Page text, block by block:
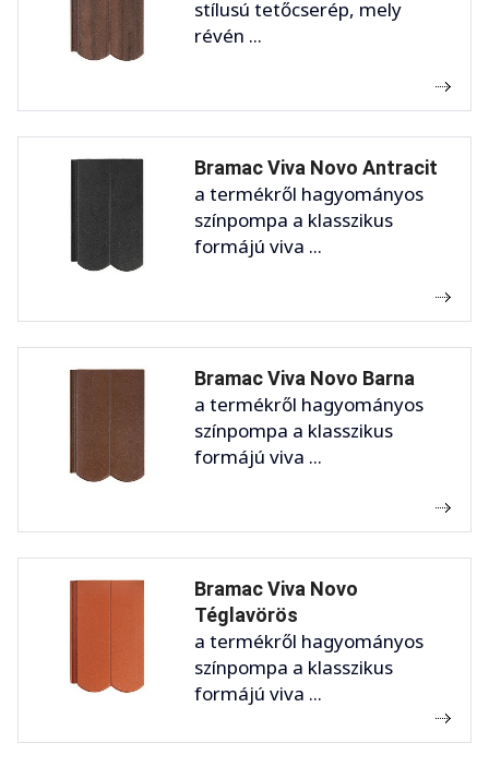
stílusú tetőcserép, mely
révén ...
Bramac Viva Novo Antracit
a termékről hagyományos
színpompa a klasszikus
formájú viva ...
Bramac Viva Novo Barna
a termékről hagyományos
színpompa a klasszikus
formájú viva ...
Bramac Viva Novo
Téglavörös
a termékről hagyományos
színpompa a klasszikus
formájú viva ...